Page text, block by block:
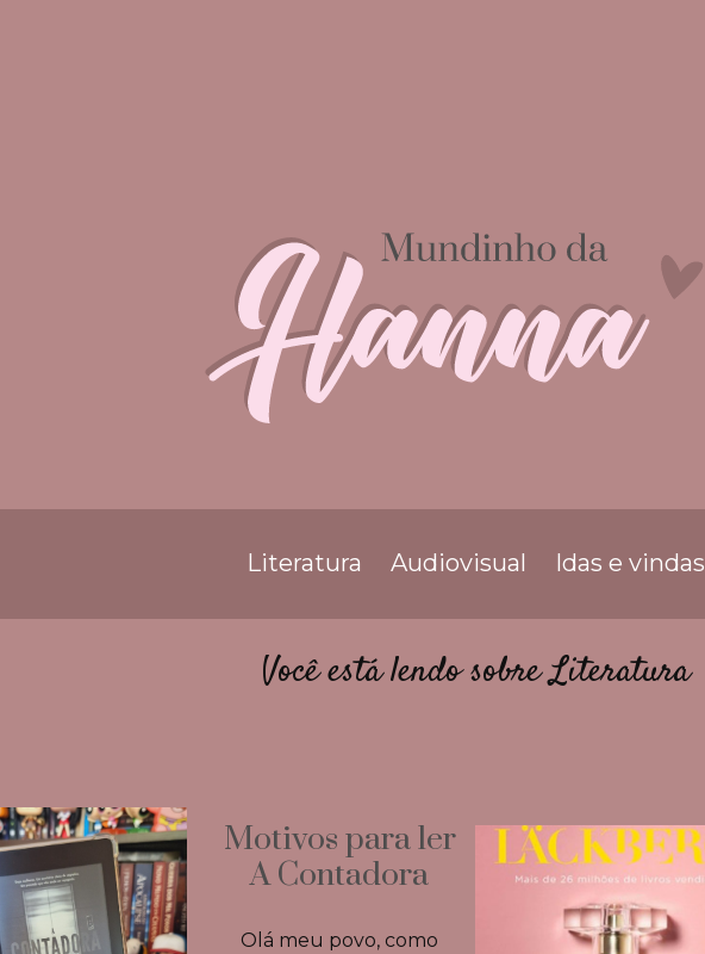
Literatura Audiovisual Idas e vindas
Você está lendo sobre Literatura
Motivos para ler
A Contadora
Olá meu povo, como